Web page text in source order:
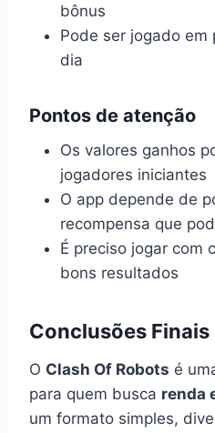
bônus
Pode ser jogado em
dia
Pontos de atenção
Os valores ganhos
jogadores iniciantes
O app depende de
recompensa que
É preciso jogar com
bons resultados
Conclusões Finais
O Clash Of Robots é
para quem busca renda
um formato simples,